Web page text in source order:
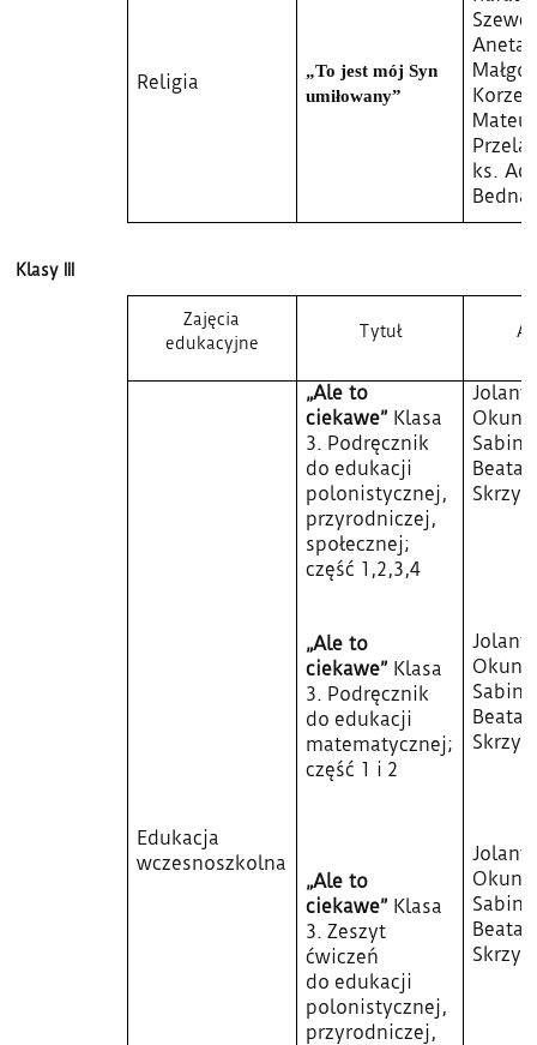
Religia
„To jest mój Syn
umiłowany”
Aneta
ks.
Klasy III
Zajęcia
edukacyjne
Tytuł
Edukacja
wczesnoszkolna
„Ale to
ciekawe” Klasa
3. Podręcznik
do edukacji
polonistycznej,
przyrodniczej,
społecznej;
część 1,2,3,4
„Ale to
ciekawe” Klasa
3. Podręcznik
do edukacji
matematycznej;
część 1 i 2
„Ale to
ciekawe” Klasa
3. Zeszyt
ćwiczeń
do edukacji
polonistycznej,
przyrodniczej,
Jolanta
Beata
Jolanta
Beata
Jolanta
Beata